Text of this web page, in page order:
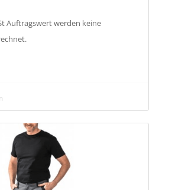
Auftragswert werden keine